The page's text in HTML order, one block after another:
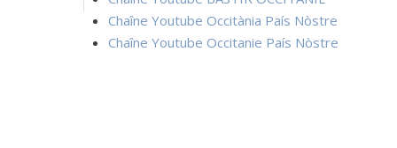
Chaîne Youtube Occitània País Nòstre
Chaîne Youtube Occitanie País Nòstre